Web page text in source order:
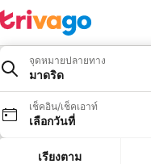
จุดหมายปลายทาง
มาดริด
เช็คอิน/เช็คเอาท์
เลือกวันที่
เรียงตาม